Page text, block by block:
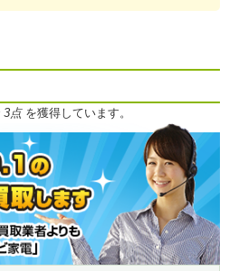
3点を獲得しています。